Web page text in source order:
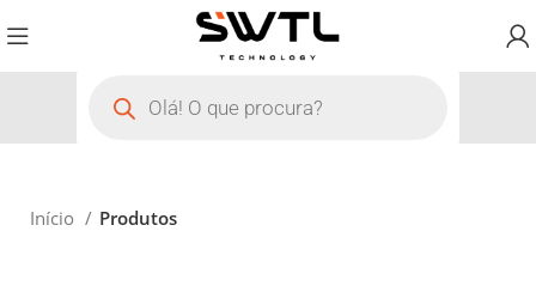
Início Produtos